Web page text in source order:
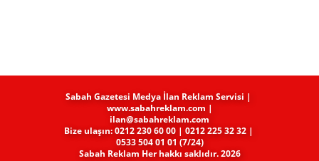
Sabah Gazetesi Medya​ İlan Reklam Servisi |
www.sabahreklam.com |
ilan@sabahreklam.com
Bize ulaşın: 0212 230 60 00 | 0212 225 32 32 |
0533 504 01 01 (7/24)
Sabah Reklam Her hakkı saklıdır. 2026